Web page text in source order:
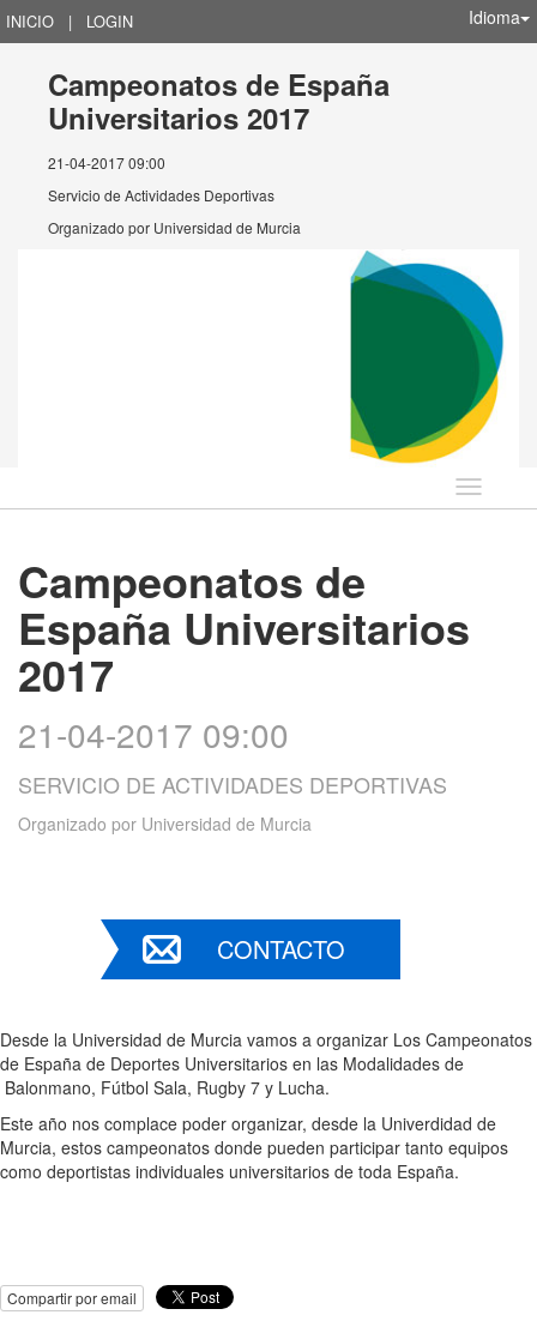
INICIO | LOGIN Idioma
Campeonatos de España
Universitarios 2017
21-04-2017 09:00
Servicio de Actividades Deportivas
Organizado por Universidad de Murcia
Idioma
Campeonatos de
España Universitarios
2017
21-04-2017 09:00
SERVICIO DE ACTIVIDADES DEPORTIVAS
Organizado por Universidad de Murcia
CONTACTO
Desde la Universidad de Murcia vamos a organizar Los Campeonatos
de España de Deportes Universitarios en las Modalidades de
Balonmano, Fútbol Sala, Rugby 7 y Lucha.
Este año nos complace poder organizar, desde la Univerdidad de
Murcia, estos campeonatos donde pueden participar tanto equipos
como deportistas individuales universitarios de toda España.
Compartir por email